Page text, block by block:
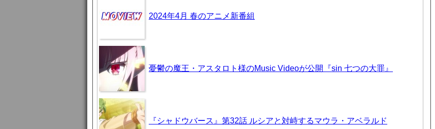
2024年4月 春のアニメ新番組
憂鬱の魔王・アスタロト様のMusic Videoが公開『sin 七つの大罪』
『シャドウバース』第32話 ルシアと対峙するマウラ・アベラルド